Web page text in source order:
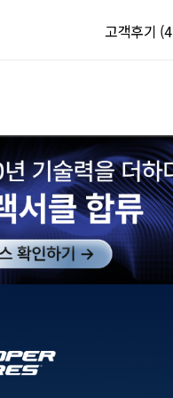
고객후기